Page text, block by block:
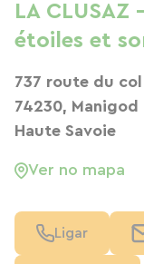
LA CLUSAZ
étoiles et
737 route du
74230, Manigod
Haute Savoie
Ver no mapa
Ligar